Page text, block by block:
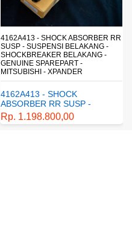
4162A413 - SHOCK ABSORBER RR
SUSP - SUSPENSI BELAKANG -
SHOCKBREAKER BELAKANG -
GENUINE SPAREPART -
MITSUBISHI - XPANDER
4162A413 - SHOCK
ABSORBER RR SUSP -
SUSPENSI BELAKANG -
SHOCKBREAKER BELAKANG
Rp. 1.198.800,00